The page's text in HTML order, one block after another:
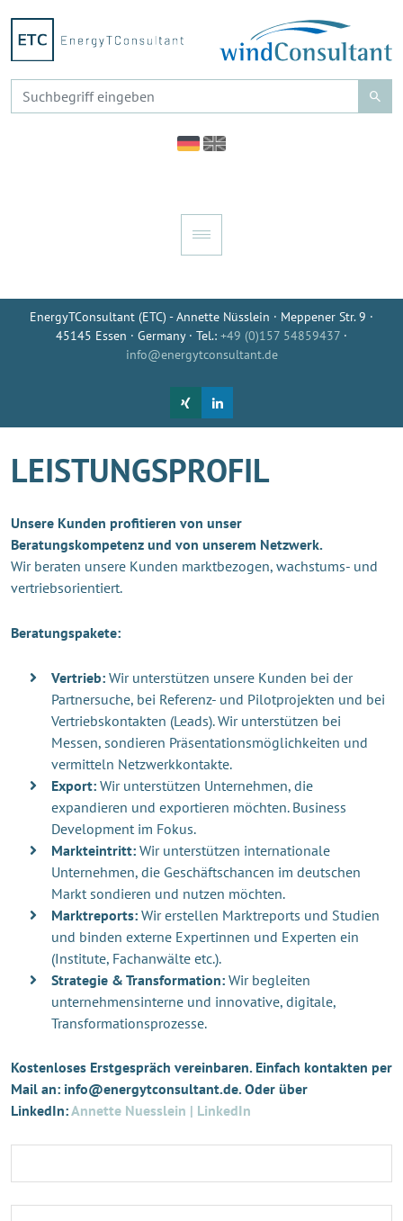
EnergyTConsultant (ETC) - Annette Nüsslein · Meppener Str. 9 ·
45145 Essen · Germany · Tel.: +49 (0)157 54859437 ·
info@energytconsultant.de
LEISTUNGSPROFIL
Unsere Kunden profitieren von unser
Beratungskompetenz und von unserem Netzwerk.
Wir beraten unsere Kunden marktbezogen, wachstums- und
vertriebsorientiert.
Beratungspakete:
Vertrieb: Wir unterstützen unsere Kunden bei der
Partnersuche, bei Referenz- und Pilotprojekten und bei
Vertriebskontakten (Leads). Wir unterstützen bei
Messen, sondieren Präsentationsmöglichkeiten und
vermitteln Netzwerkkontakte.
Export: Wir unterstützen Unternehmen, die
expandieren und exportieren möchten. Business
Development im Fokus.
Markteintritt: Wir unterstützen internationale
Unternehmen, die Geschäftschancen im deutschen
Markt sondieren und nutzen möchten.
Marktreports: Wir erstellen Marktreports und Studien
und binden externe Expertinnen und Experten ein
(Institute, Fachanwälte etc.).
Strategie & Transformation: Wir begleiten
unternehmensinterne und innovative, digitale,
Transformationsprozesse.
Kostenloses Erstgespräch vereinbaren. Einfach kontakten per
Mail an: info@energytconsultant.de. Oder über
LinkedIn:Annette Nuesslein | LinkedIn